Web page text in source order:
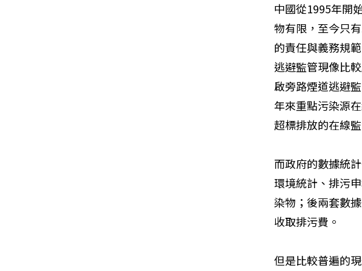
中國從1995年開
物有限，至今只
的責任與義務規
逃避監管現像比
啟旁路煙道逃避
年來重點污染源
超標排放的在線
而政府的數據統
環境統計、排污
染物；後兩套數
收取排污費。
但是比較普遍的